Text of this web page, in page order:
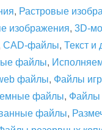
, Растровые
изображения, 3D-
CAD-файлы, Текст и
файлы,
файлы, Файлы игр
файлы, Файлы
файлы,